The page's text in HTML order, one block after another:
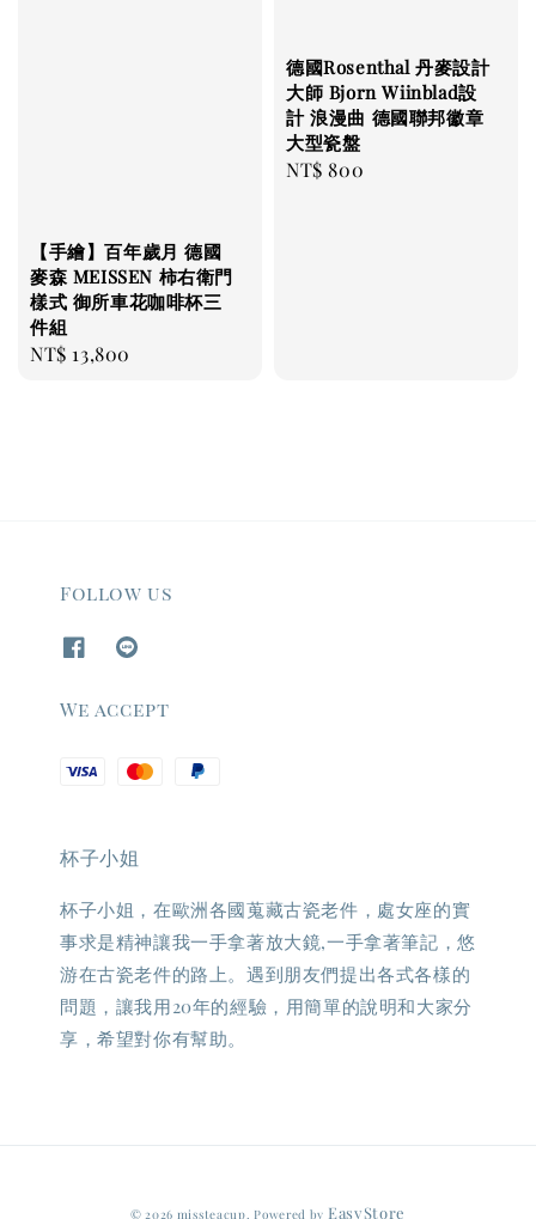
【手繪】百年歲月 德國
麥森 MEISSEN 柿右衛門
樣式 御所車花咖啡杯三
件組
Regular
NT$ 13,800
德國Rosenthal 丹麥設計
大師 Bjorn Wiinblad設
計 浪漫曲 德國聯邦徽章
大型瓷盤
Regular
NT$ 800
Follow us
We accept
杯子小姐
杯子小姐，在歐洲各國蒐藏古瓷老件，處女座的實
事求是精神讓我一手拿著放大鏡,一手拿著筆記，悠
游在古瓷老件的路上。遇到朋友們提出各式各樣的
問題，讓我用20年的經驗，用簡單的說明和大家分
享，希望對你有幫助。
© 2026 missteacup. Powered by EasyStore